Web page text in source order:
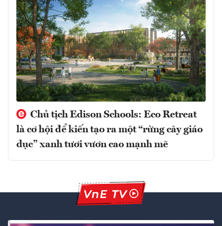
Chủ tịch Edison Schools: Eco Retreat
là cơ hội để kiến tạo ra một “rừng cây giáo
dục” xanh tươi vươn cao mạnh mẽ